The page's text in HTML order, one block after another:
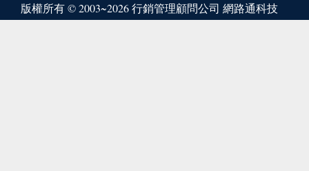
版權所有 © 2003~2026行銷管理顧問公司 網路通科技